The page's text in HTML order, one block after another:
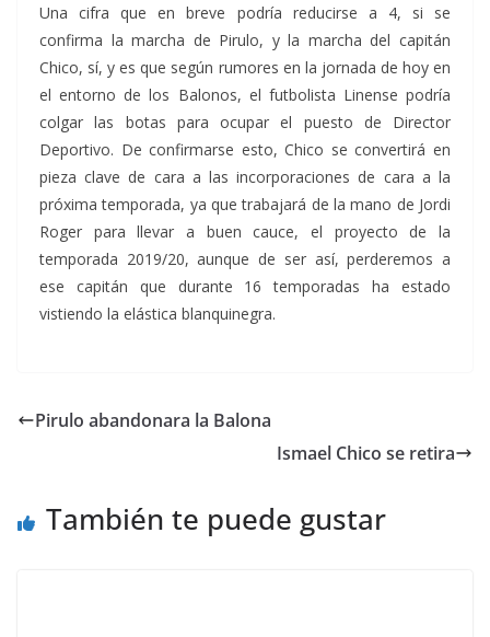
Una cifra que en breve podría reducirse a 4, si se
confirma la marcha de Pirulo, y la marcha del capitán
Chico, sí, y es que según rumores en la jornada de hoy en
el entorno de los Balonos, el futbolista Linense podría
colgar las botas para ocupar el puesto de Director
Deportivo. De confirmarse esto, Chico se convertirá en
pieza clave de cara a las incorporaciones de cara a la
próxima temporada, ya que trabajará de la mano de Jordi
Roger para llevar a buen cauce, el proyecto de la
temporada 2019/20, aunque de ser así, perderemos a
ese capitán que durante 16 temporadas ha estado
vistiendo la elástica blanquinegra.
Pirulo abandonara la Balona
Ismael Chico se retira
También te puede gustar